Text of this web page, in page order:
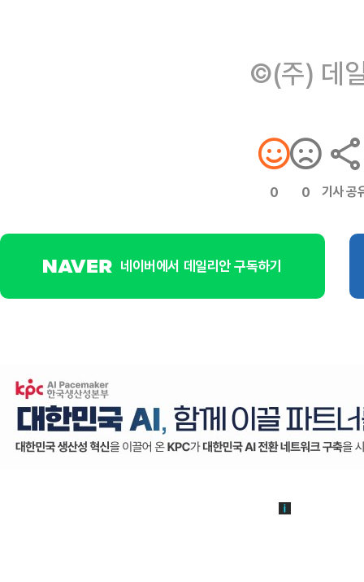
©(주) 데
0 0 기사 공
네이버에서 데일리안 구독하기